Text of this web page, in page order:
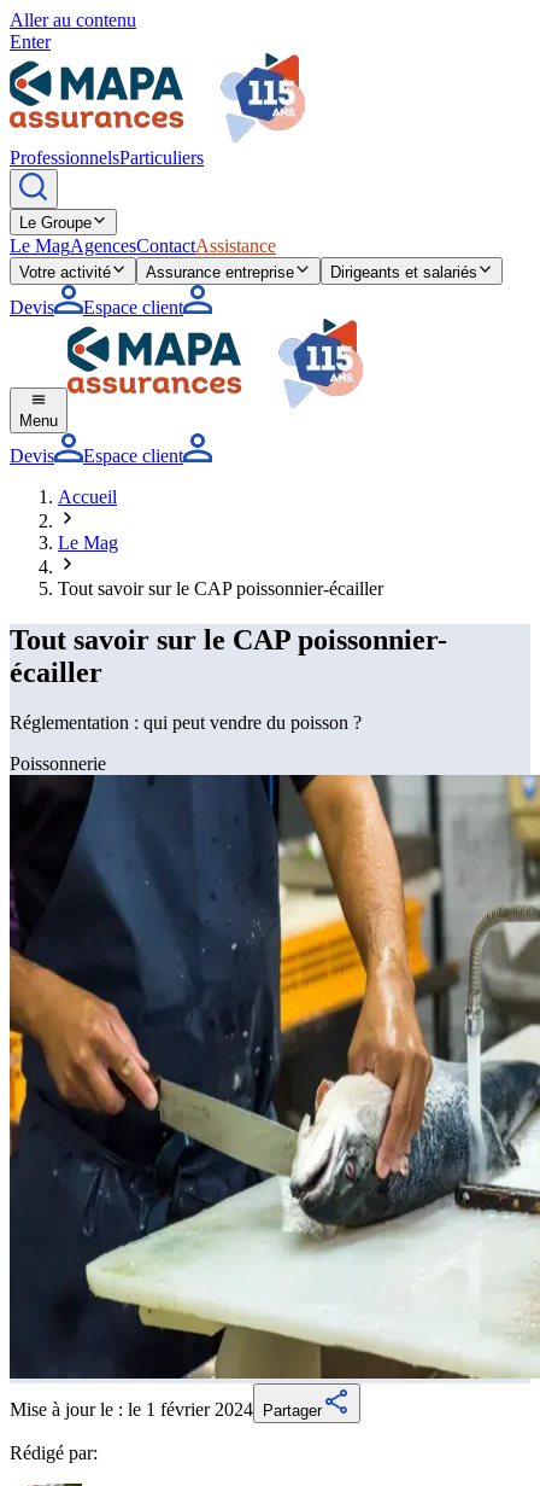
Aller au contenu
Enter
ProfessionnelsParticuliers
Le Groupe
Le MagAgencesContactAssistance
Votre activité Assurance entreprise Dirigeants et salariés
Devis Espace client
Menu
Devis
Espace client
Accueil
Le Mag
Tout savoir sur le CAP poissonnier-écailler
Tout savoir sur le CAP poissonnier-
écailler
Réglementation : qui peut vendre du poisson ?
Poissonnerie
Mise à jour le : le 1 février 2024 Partager
Rédigé par: